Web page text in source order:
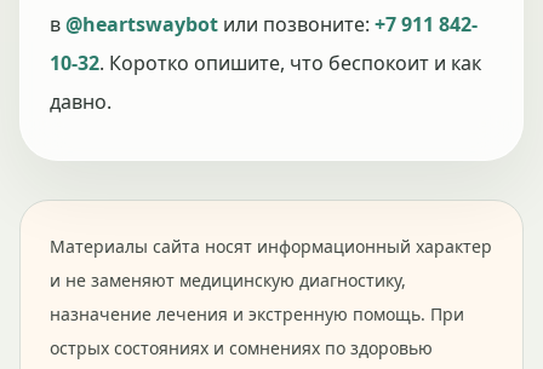
в@heartswaybot или позвоните: +7 911 842-
10-32. Коротко опишите, что беспокоит и как
давно.
Материалы сайта носят информационный характер
и не заменяют медицинскую диагностику,
назначение лечения и экстренную помощь. При
острых состояниях и сомнениях по здоровью